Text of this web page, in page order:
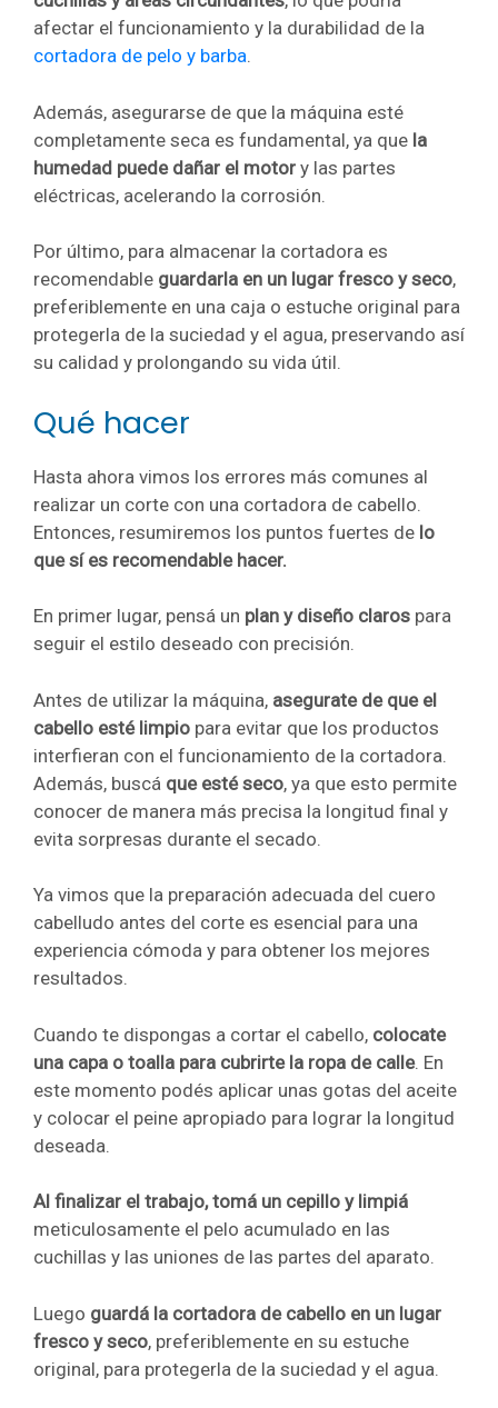
afectar el funcionamiento y la durabilidad de la
cortadora de pelo y barba.
Además, asegurarse de que la máquina esté
completamente seca es fundamental, ya que la
humedad puede dañar el motor y las partes
eléctricas, acelerando la corrosión.
Por último, para almacenar la cortadora es
recomendable guardarla en un lugar fresco y seco,
preferiblemente en una caja o estuche original para
protegerla de la suciedad y el agua, preservando así
su calidad y prolongando su vida útil.
Qué hacer
Hasta ahora vimos los errores más comunes al
realizar un corte con una cortadora de cabello.
Entonces, resumiremos los puntos fuertes de lo
que sí es recomendable hacer.
En primer lugar, pensá un plan y diseño claros para
seguir el estilo deseado con precisión.
Antes de utilizar la máquina, asegurate de que el
cabello esté limpio para evitar que los productos
interfieran con el funcionamiento de la cortadora.
Además, buscá que esté seco, ya que esto permite
conocer de manera más precisa la longitud final y
evita sorpresas durante el secado.
Ya vimos que la preparación adecuada del cuero
cabelludo antes del corte es esencial para una
experiencia cómoda y para obtener los mejores
resultados.
Cuando te dispongas a cortar el cabello, colocate
una capa o toalla para cubrirte la ropa de calle. En
este momento podés aplicar unas gotas del aceite
y colocar el peine apropiado para lograr la longitud
deseada.
Al finalizar el trabajo, tomá un cepillo y limpiá
meticulosamente el pelo acumulado en las
cuchillas y las uniones de las partes del aparato.
Luego guardá la cortadora de cabello en un lugar
fresco y seco, preferiblemente en su estuche
original, para protegerla de la suciedad y el agua.